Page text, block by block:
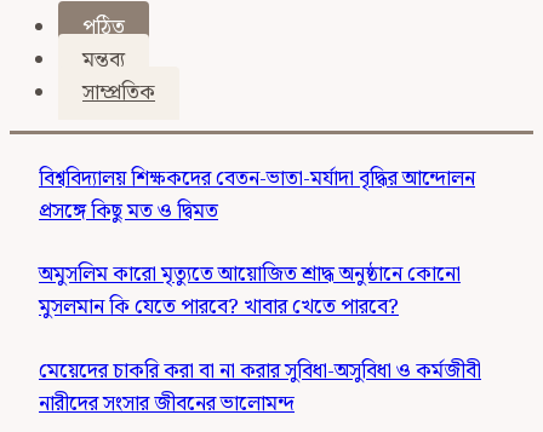
পঠিত
মন্তব্য
সাম্প্রতিক
বিশ্ববিদ্যালয় শিক্ষকদের বেতন-ভাতা-মর্যাদা বৃদ্ধির আন্দোলন
প্রসঙ্গে কিছু মত ও দ্বিমত
অমুসলিম কারো মৃত্যুতে আয়োজিত শ্রাদ্ধ অনুষ্ঠানে কোনো
মুসলমান কি যেতে পারবে? খাবার খেতে পারবে?
মেয়েদের চাকরি করা বা না করার সুবিধা-অসুবিধা ও কর্মজীবী
নারীদের সংসার জীবনের ভালোমন্দ